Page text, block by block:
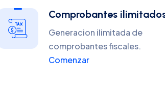
Comprobantes
Generacion ilimitada de
comprobantes fiscales.
Comenzar